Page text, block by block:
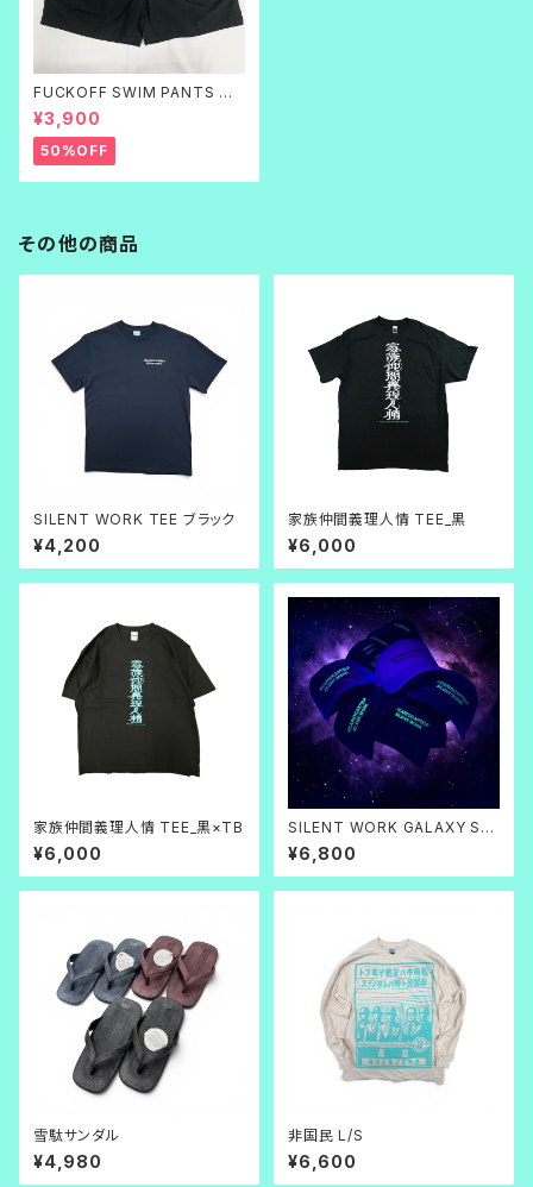
FUCKOFF SWIM PANTS 黒
刺繍
¥3,900
50%OFF
その他の商品
SILENT WORK TEE ブラック
¥4,200
家族仲間義理人情 TEE_黒
¥6,000
家族仲間義理人情 TEE_黒×TB
¥6,000
SILENT WORK GALAXY SP
LAT CAP
¥6,800
雪駄サンダル
¥4,980
非国民 L/S
¥6,600